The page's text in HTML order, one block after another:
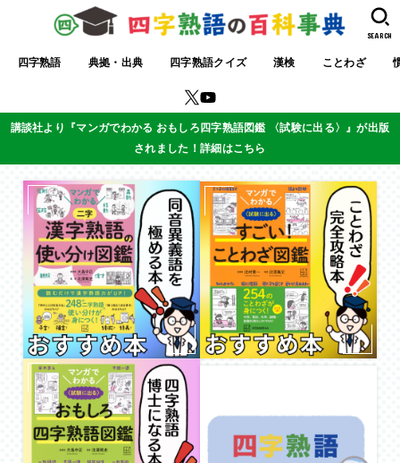
四字熟語 典拠・出典 四字熟語クイズ 漢検 ことわざ
SEARCH
講談社より『マンガでわかる おもしろ四字熟語図鑑 〈試験に出る〉』が出版
されました！詳細はこちら